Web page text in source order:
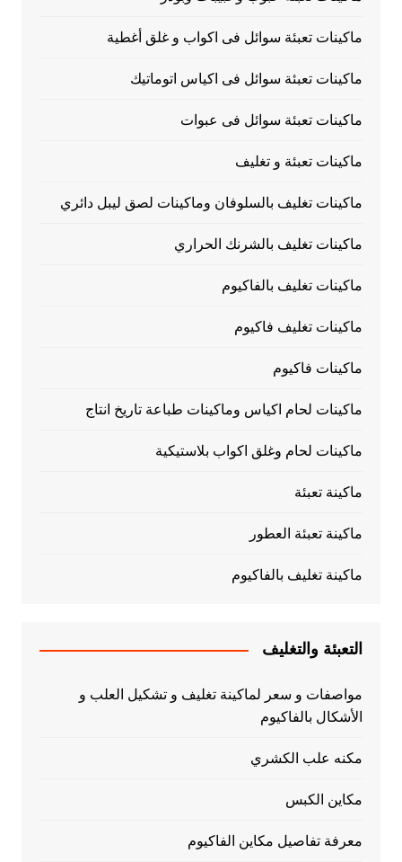
ماكينات تعبئة سوائل فى اكواب و غلق أغطية
ماكينات تعبئة سوائل فى اكياس اتوماتيك
ماكينات تعبئة سوائل فى عبوات
ماكينات تعبئة و تغليف
ماكينات تغليف بالسلوفان وماكينات لصق ليبل دائري
ماكينات تغليف بالشرنك الحراري
ماكينات تغليف بالفاكيوم
ماكينات تغليف فاكيوم
ماكينات فاكيوم
ماكينات لحام اكياس وماكينات طباعة تاريخ انتاج
ماكينات لحام وغلق اكواب بلاستيكية
ماكينة تعبئة
ماكينة تعبئة العطور
ماكينة تغليف بالفاكيوم
التعبئة والتغليف
مواصفات و سعر لماكينة تغليف و تشكيل العلب و
الأشكال بالفاكيوم
مكنه علب الكشري
مكاين الكبس
معرفة تفاصيل مكاين الفاكيوم